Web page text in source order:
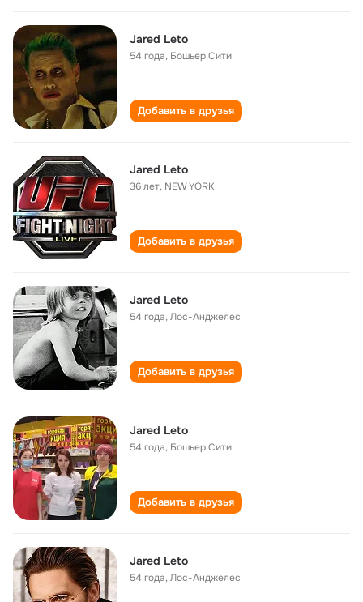
Jared Leto
54 года, Бошьер Сити
Добавить в друзья
Jared Leto
36 лет, NEW YORK
Добавить в друзья
Jared Leto
54 года,Лос-Анджелес
Добавить в друзья
Jared Leto
54 года, Бошьер Сити
Добавить в друзья
Jared Leto
54 года,Лос-Анджелес